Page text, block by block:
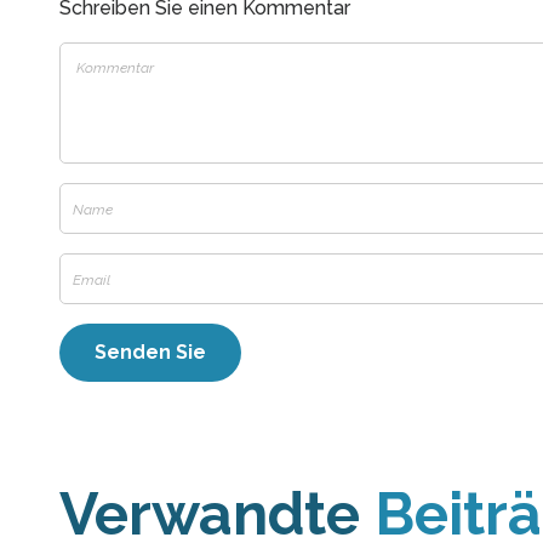
Schreiben Sie einen Kommentar
Verwandte